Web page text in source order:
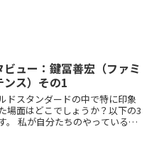
ビュー：鍵冨善宏（ファミ
ンス）その1
ドスタンダードの中で特に印象
場面はどこでしょうか？以下の3
。 私が自分たちのやっているこ